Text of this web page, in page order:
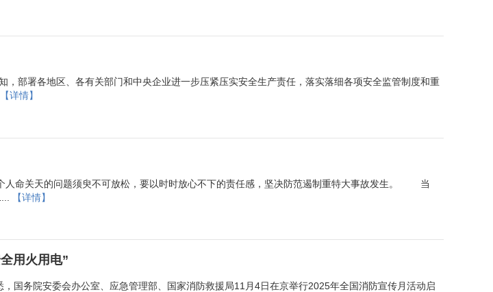
部署各地区、各有关部门和中央企业进一步压紧压实安全生产责任，落实落细各项安全监管制度和重
【详情】
人命关天的问题须臾不可放松，要以时时放心不下的责任感，坚决防范遏制重特大事故发生。 当
【详情】
用火用电”
国务院安委会办公室、应急管理部、国家消防救援局11月4日在京举行2025年全国消防宣传月活动启